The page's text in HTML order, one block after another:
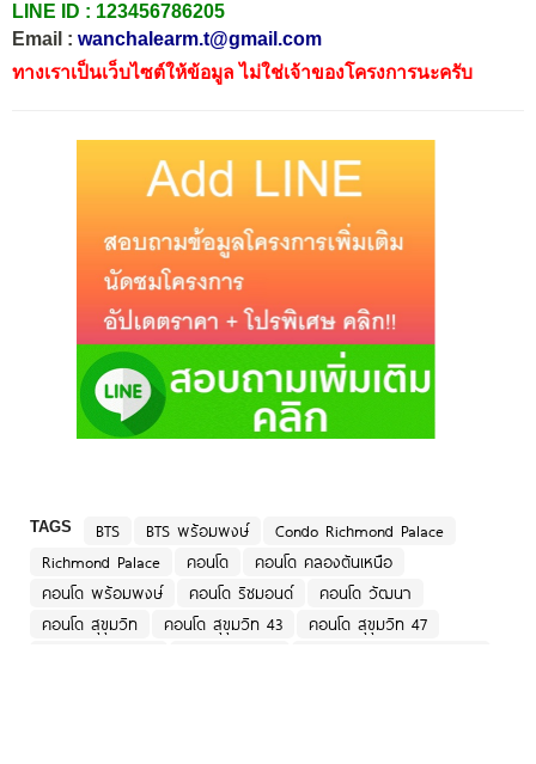
LINE ID : 123456786205
Email : wanchalearm.t@gmail.com
ทางเราเป็นเว็บไซต์ให้ข้อมูล ไม่ใช่เจ้าของโครงการนะครับ
TAGS BTS BTS พร้อมพงษ์
Condo Richmond Palace
Richmond Palace
คอนโด
คอนโด คลองตันเหนือ
คอนโด พร้อมพงษ์
คอนโด ริชมอนด์
คอนโด วัฒนา
คอนโด สุขุมวิท
คอนโด สุขุมวิท 43
คอนโด สุขุมวิท 47